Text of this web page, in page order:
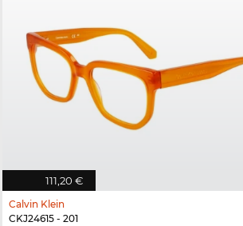
111,20 €
Calvin Klein
CKJ24615 - 201